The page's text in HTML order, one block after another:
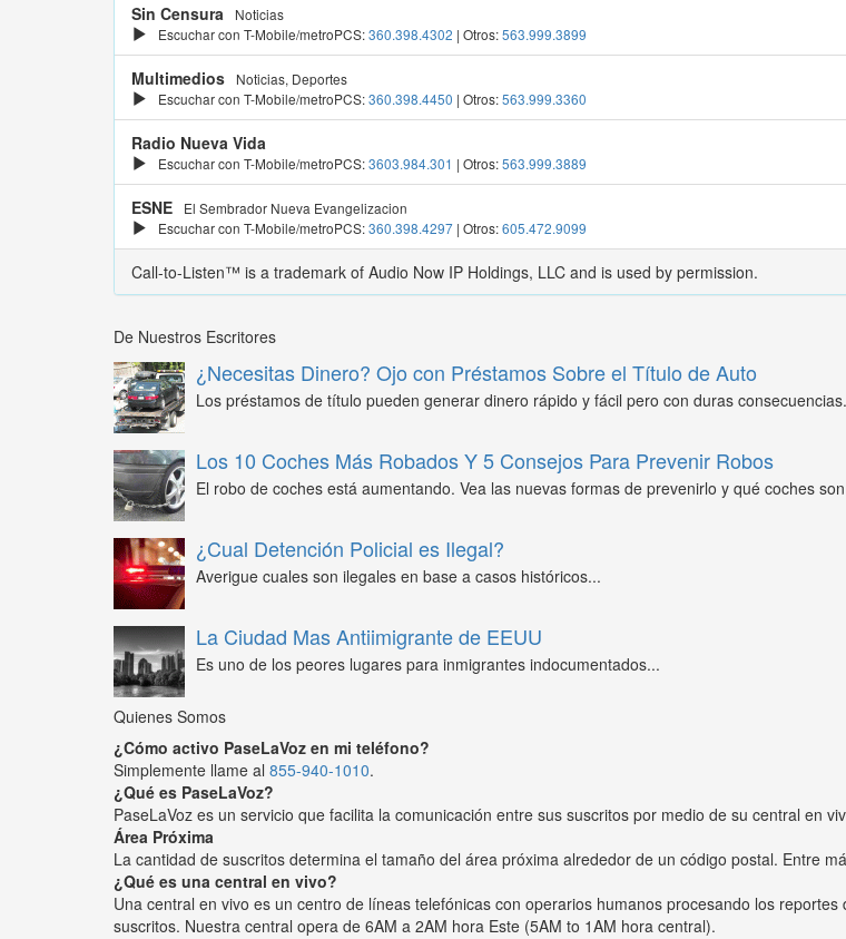
Sin Censura
Noticias
Escuchar con T-Mobile/metroPCS:360.398.4302 | Otros:563.999.3899
Multimedios
Noticias, Deportes
Escuchar con T-Mobile/metroPCS:360.398.4450 | Otros:563.999.3360
Radio Nueva Vida
Escuchar con T-Mobile/metroPCS:3603.984.301 | Otros:563.999.3889
ESNE
El Sembrador Nueva Evangelizacion
Escuchar con T-Mobile/metroPCS:360.398.4297 | Otros:605.472.9099
Call-to-Listen™ is a trademark of Audio Now IP Holdings, LLC and is used by permission.
De Nuestros Escritores
¿Necesitas Dinero? Ojo con Préstamos Sobre el Título de Auto
Los préstamos de título pueden generar dinero rápido y fácil pero con duras
Los 10 Coches Más Robados Y 5 Consejos Para Prevenir Robos
El robo de coches está aumentando. Vea las nuevas formas de prevenirlo y qué coches
¿Cual Detención Policial es Ilegal?
Averigue cuales son ilegales en base a casos históricos...
La Ciudad Mas Antiimigrante de EEUU
Es uno de los peores lugares para inmigrantes indocumentados...
Quienes Somos
¿Cómo activo PaseLaVoz en mi teléfono?
Simplemente llame al 855-940-1010.
¿Qué es PaseLaVoz?
PaseLaVoz es un servicio que facilita la comunicación entre sus suscritos por medio de su central en
Área Próxima
La cantidad de suscritos determina el tamaño del área próxima alrededor de un código postal. Entre
¿Qué es una central en vivo?
Una central en vivo es un centro de líneas telefónicas con operarios humanos procesando los
suscritos. Nuestra central opera de 6AM a 2AM hora Este (5AM to 1AM hora central).